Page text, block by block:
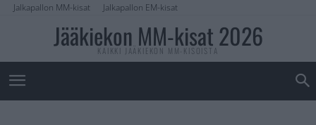
Jalkapallon MM-kisat Jalkapallon EM-kisat
Jääkiekon MM-kisat 2026
KAIKKI JÄÄKIEKON MM-KISOISTA